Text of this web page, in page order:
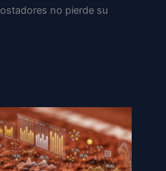
no pierde su